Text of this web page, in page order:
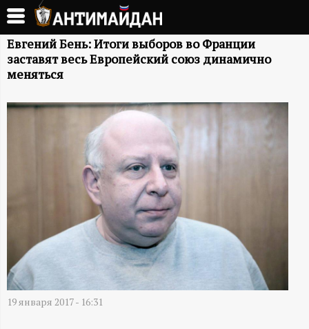
Перейти
основному
содержанию
А
Н
Т
Й
Д
А
Евгений Бень: Итоги выборов во Франции
заставят весь Европейский союз динамично
меняться
19 января 2017 - 16:31